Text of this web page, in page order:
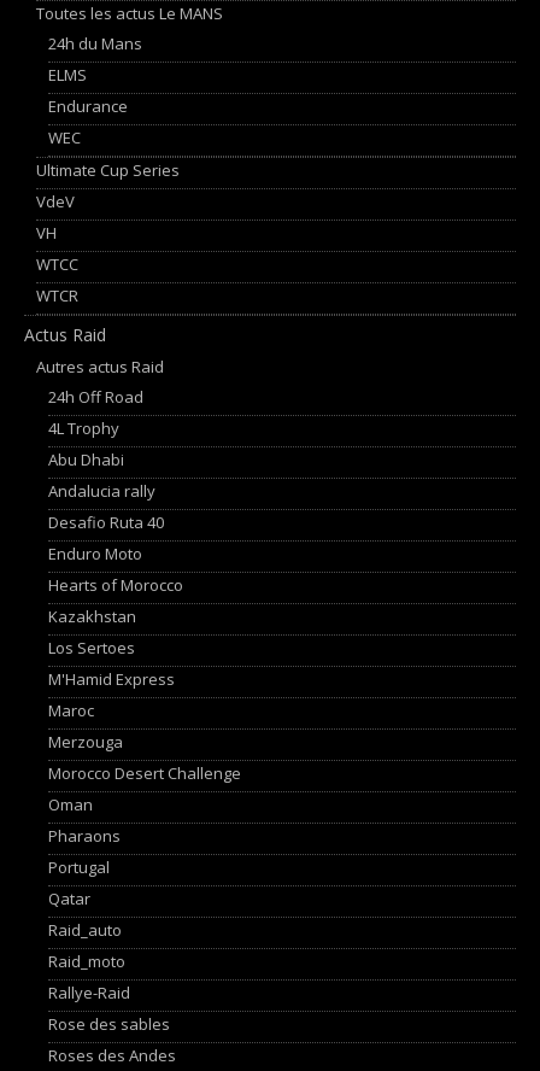
Toutes les actus Le MANS
24h du Mans
ELMS
Endurance
WEC
Ultimate Cup Series
VdeV
VH
WTCC
WTCR
Actus Raid
Autres actus Raid
24h Off Road
4L Trophy
Abu Dhabi
Andalucia rally
Desafio Ruta 40
Enduro Moto
Hearts of Morocco
Kazakhstan
Los Sertoes
M'Hamid Express
Maroc
Merzouga
Morocco Desert Challenge
Oman
Pharaons
Portugal
Qatar
Raid_auto
Raid_moto
Rallye-Raid
Rose des sables
Roses des Andes